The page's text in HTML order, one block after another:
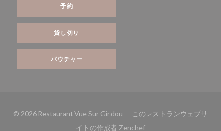
予約
貸し切り
バウチャー
© 2026 Restaurant Vue Sur Gindou — このレストランウェブサ
イトの作成者 Zenchef((新しいウィンドウで開